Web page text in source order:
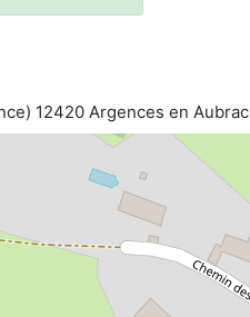
12420 Argences en Aubrac